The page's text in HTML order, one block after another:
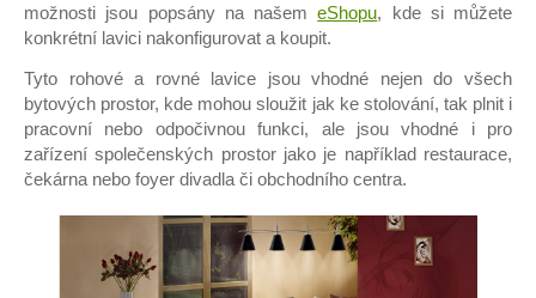
Kontakt
Zaměstnání
Eshop
možnosti jsou popsány na našemeShopu, kde si můžete
konkrétní lavici nakonfigurovat a koupit.
Tyto rohové a rovné lavice jsou vhodné nejen do všech
bytových prostor, kde mohou sloužit jak ke stolování, tak plnit i
pracovní nebo odpočivnou funkci, ale jsou vhodné i pro
zařízení společenských prostor jako je například restaurace,
čekárna nebo foyer divadla či obchodního centra.